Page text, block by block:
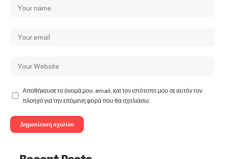
Αποθήκευσε το όνομά μου, email, και τον ιστότοπο μου σε αυτόν τον
πλοηγό για την επόμενη φορά που θα σχολιάσω.